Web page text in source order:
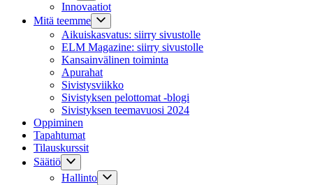
Innovaatiot
Mitä teemme
Aikuiskasvatus: siirry sivustolle
ELM Magazine: siirry sivustolle
Kansainvälinen toiminta
Apurahat
Sivistysviikko
Sivistyksen pelottomat -blogi
Sivistyksen teemavuosi 2024
Oppiminen
Tapahtumat
Tilauskurssit
Säätiö
Hallinto